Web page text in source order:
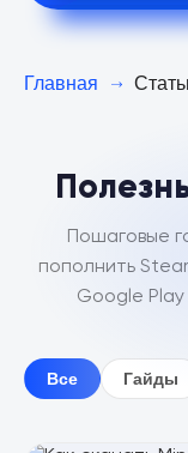
Главная
Пошаговые
пополнить
Google
Все Гайды